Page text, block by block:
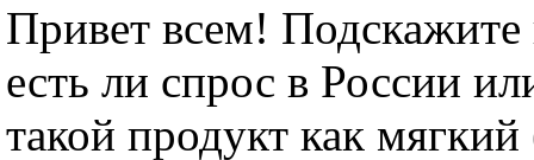
Привет всем! Подскажите
есть ли спрос в России
такой продукт как